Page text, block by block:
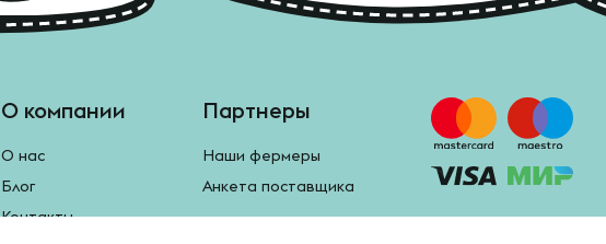
О компании
О нас
Блог
Контакты
Партнеры
Наши фермеры
Анкета поставщика